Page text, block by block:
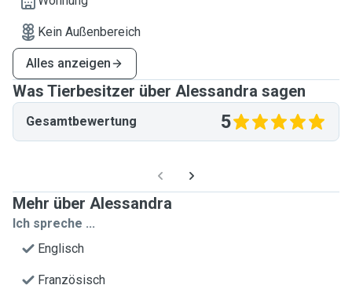
Kein Außenbereich
Alles anzeigen
Was Tierbesitzer über Alessandra sagen
Gesamtbewertung 5
Mehr über Alessandra
Ich spreche ...
Englisch
Französisch